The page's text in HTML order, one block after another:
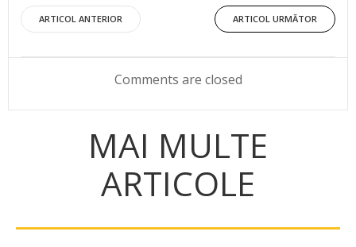
Post
navigation
ARTICOL ANTERIOR
Post
navigation
ARTICOL URMĂTOR
Comments are closed
MAI MULTE
ARTICOLE